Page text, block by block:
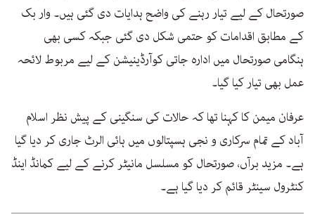
صورتحال کے لیے تیار رہنے کی واضح ہدایات دی گئی ہیں۔ وار بک
کے مطابق اقدامات کو حتمی شکل دی گئی جبکہ کسی بھی
ہنگامی صورتحال میں ادارہ جاتی کوآرڈینیشن کے لیے مربوط لائحہ
عمل بھی تیار کیا گیا۔
عرفان میمن کا کہنا تھا کہ حالات کی سنگینی کے پیش نظر اسلام
آباد کے تمام سرکاری و نجی ہسپتالوں میں ہائی الرٹ جاری کر دیا گیا
ہے۔ مزید برآں، صورتحال کو مسلسل مانیٹر کرنے کے لیے کمانڈ اینڈ
کنٹرول سینٹر قائم کر دیا گیا ہے۔